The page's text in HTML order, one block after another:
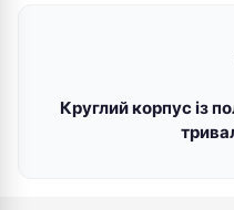
Круглий корпус із